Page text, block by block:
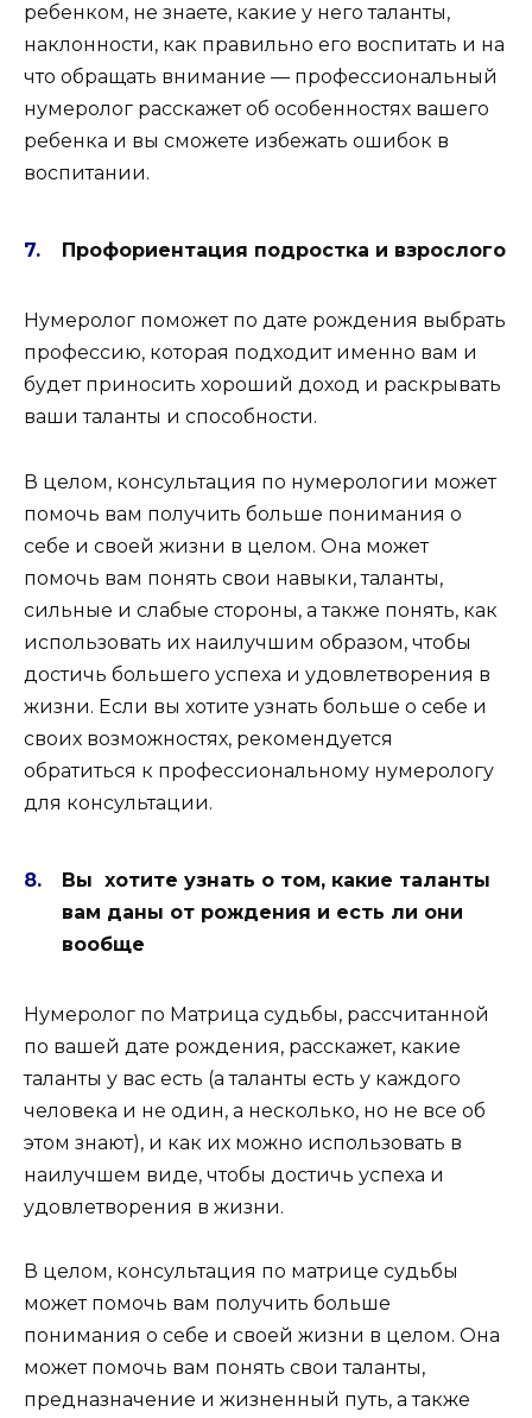
ребенком, не знаете, какие у него таланты,
наклонности, как правильно его воспитать и на
что обращать внимание — профессиональный
нумеролог расскажет об особенностях вашего
ребенка и вы сможете избежать ошибок в
воспитании.
Профориентация подростка и взрослого
Нумеролог поможет по дате рождения выбрать
профессию, которая подходит именно вам и
будет приносить хороший доход и раскрывать
ваши таланты и способности.
В целом, консультация по нумерологии может
помочь вам получить больше понимания о
себе и своей жизни в целом. Она может
помочь вам понять свои навыки, таланты,
сильные и слабые стороны, а также понять, как
использовать их наилучшим образом, чтобы
достичь большего успеха и удовлетворения в
жизни. Если вы хотите узнать больше о себе и
своих возможностях, рекомендуется
обратиться к профессиональному нумерологу
для консультации.
Вы хотите узнать о том, какие таланты
вам даны от рождения и есть ли они
вообще
Нумеролог по Матрица судьбы, рассчитанной
по вашей дате рождения, расскажет, какие
таланты у вас есть (а таланты есть у каждого
человека и не один, а несколько, но не все об
этом знают), и как их можно использовать в
наилучшем виде, чтобы достичь успеха и
удовлетворения в жизни.
В целом, консультация по матрице судьбы
может помочь вам получить больше
понимания о себе и своей жизни в целом. Она
может помочь вам понять свои таланты,
предназначение и жизненный путь, а также